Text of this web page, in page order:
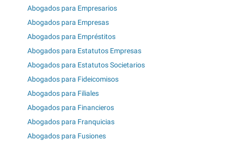
Abogados para Empresarios
Abogados para Empresas
Abogados para Empréstitos
Abogados para Estatutos Empresas
Abogados para Estatutos Societarios
Abogados para Fideicomisos
Abogados para Filiales
Abogados para Financieros
Abogados para Franquicias
Abogados para Fusiones